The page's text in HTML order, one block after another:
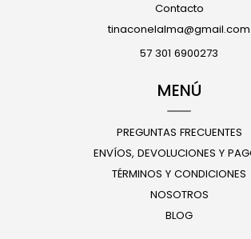
Contacto
tinaconelalma@gmail.com
57 301 6900273
MENÚ
PREGUNTAS FRECUENTES
ENVÍOS, DEVOLUCIONES Y
TÉRMINOS Y CONDICIONES
NOSOTROS
BLOG